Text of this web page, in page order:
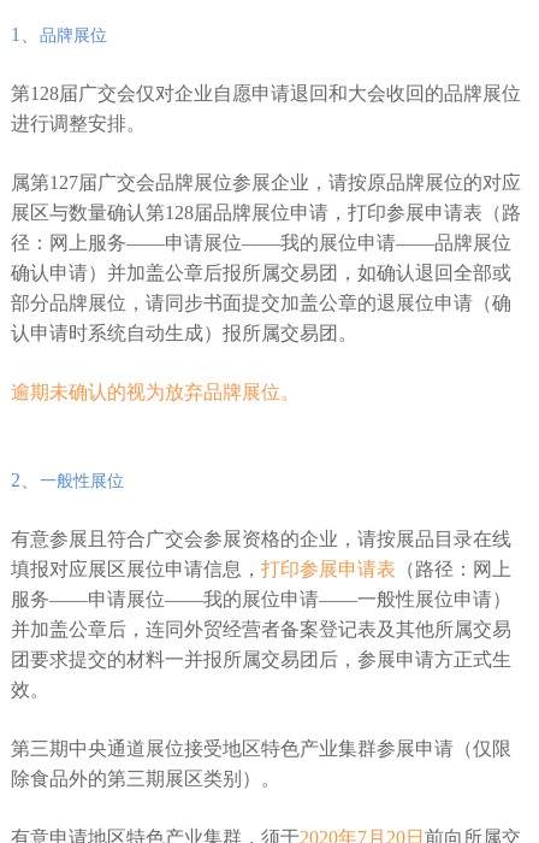
1、 品牌展位
第128届广交会仅对企业自愿申请退回和大会收回的品牌展位
进行调整安排。
属第127届广交会品牌展位参展企业，请按原品牌展位的对应
展区与数量确认第128届品牌展位申请，打印参展申请表（路
径：网上服务——申请展位——我的展位申请——品牌展位
确认申请）并加盖公章后报所属交易团，如确认退回全部或
部分品牌展位，请同步书面提交加盖公章的退展位申请（确
认申请时系统自动生成）报所属交易团。
逾期未确认的视为放弃品牌展位。
2、 一般性展位
有意参展且符合广交会参展资格的企业，请按展品目录在线
填报对应展区展位申请信息， 打印参展申请表 （路径：网上
服务——申请展位——我的展位申请——一般性展位申请）
并加盖公章后，连同外贸经营者备案登记表及其他所属交易
团要求提交的材料一并报所属交易团后，参展申请方正式生
效。
第三期中央通道展位接受地区特色产业集群参展申请（仅限
除食品外的第三期展区类别）。
有意申请地区特色产业集群，须于2020年7月20日 前向所属交